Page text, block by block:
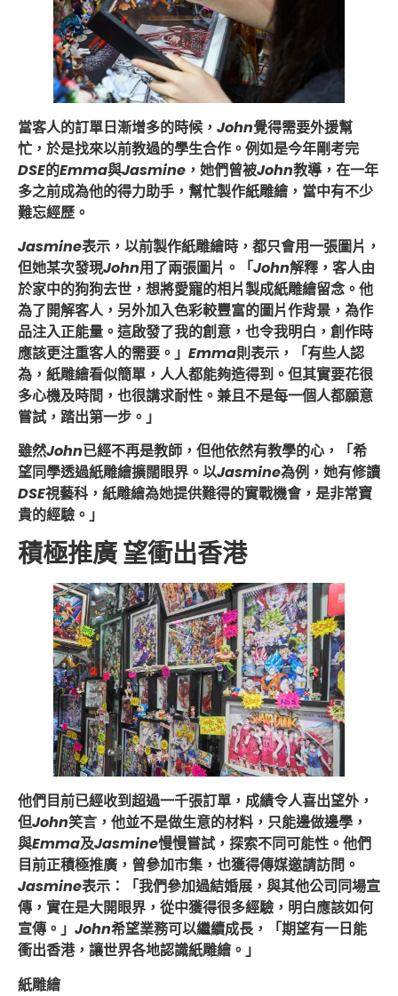
當客人的訂單日漸增多的時候， John覺得需要外援幫
忙，於是找來以前教過的學生合作。例如是今年剛考完
DSE的Emma與Jasmine ，她們曾被John教導，在一年
多之前成為他的得力助手，幫忙製作紙雕繪，當中有不少
難忘經歷。
Jasmine表示，以前製作紙雕繪時，都只會用一張圖片，
但她某次發現John用了兩張圖片。「John解釋，客人由
於家中的狗狗去世，想將愛寵的相片製成紙雕繪留念。他
為了開解客人，另外加入色彩較豐富的圖片作背景，為作
品注入正能量。這啟發了我的創意，也令我明白，創作時
應該更注重客人的需要。」 Emma則表示，「有些人認
為，紙雕繪看似簡單，人人都能夠造得到。但其實要花很
多心機及時間，也很講求耐性。兼且不是每一個人都願意
嘗試，踏出第一步。」
雖然John已經不再是教師，但他依然有教學的心，「希
望同學透過紙雕繪擴闊眼界。以Jasmine為例，她有修讀
DSE視藝科，紙雕繪為她提供難得的實戰機會，是非常寶
貴的經驗。」
積極推廣 望衝出香港
他們目前已經收到超過一千張訂單，成績令人喜出望外，
但John笑言，他並不是做生意的材料，只能邊做邊學，
與Emma及Jasmine慢慢嘗試，探索不同可能性。他們
目前正積極推廣，曾參加市集，也獲得傳媒邀請訪問。
Jasmine表示：「我們參加過結婚展，與其他公司同場宣
傳，實在是大開眼界，從中獲得很多經驗，明白應該如何
宣傳。」 John希望業務可以繼續成長，「期望有一日能
衝出香港，讓世界各地認識紙雕繪。」
紙雕繪